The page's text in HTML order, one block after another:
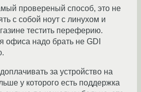
провереный способ, это не
с собой ноут с линухом и
тестить переферию.
офиса надо брать не GDI
за устройство на
у которого есть поддержка